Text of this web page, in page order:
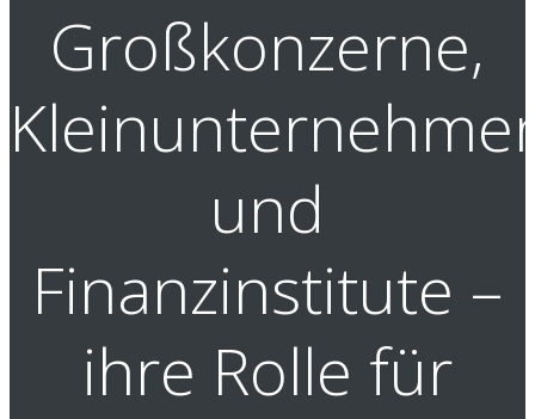
Großkonzerne,
und
Finanzinstitute –
ihre Rolle für